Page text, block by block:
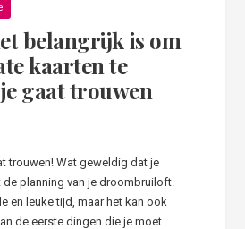
belangrijk is om
kaarten te
gaat trouwen
trouwen! Wat geweldig dat je
planning van je droombruiloft.
en leuke tijd, maar het kan ook
de eerste dingen die je moet